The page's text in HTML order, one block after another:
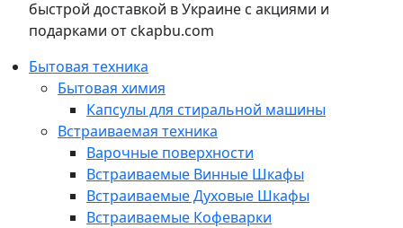
быстрой доставкой в Украине с акциями и
подарками от ckapbu.com
Бытовая техника
Бытовая химия
Капсулы для стиральной машины
Встраиваемая техника
Варочные поверхности
Встраиваемые Винные Шкафы
Встраиваемые Духовые Шкафы
Встраиваемые Кофеварки